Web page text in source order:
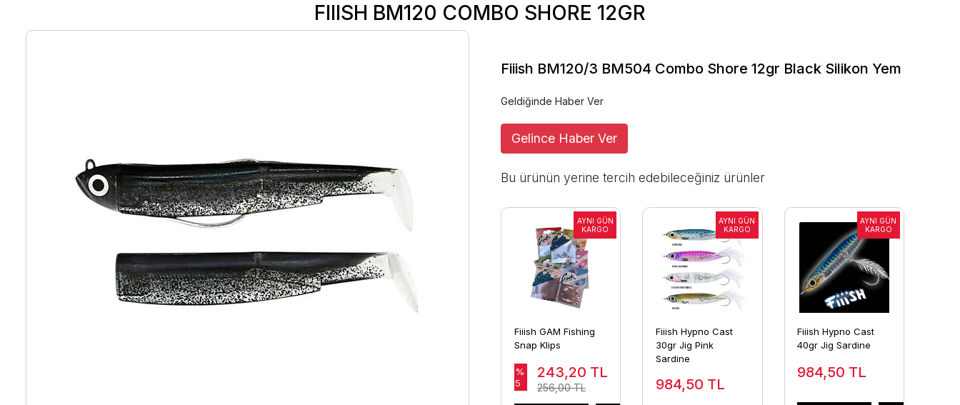
FIIISH BM120 COMBO SHORE 12GR
Fiiish BM120/3 BM504 Combo Shore 12gr Black Silikon Yem
Geldiğinde Haber Ver
Gelince Haber Ver
Bu ürünün yerine tercih edebileceğiniz ürünler
Fiiish GAM Fishing
Snap Klips
%
5
243,20 TL
256,00 TL
Fiiish Hypno Cast
30gr Jig Pink
Sardine
984,50 TL
Fiiish Hypno Cast
40gr Jig Sardine
984,50 TL